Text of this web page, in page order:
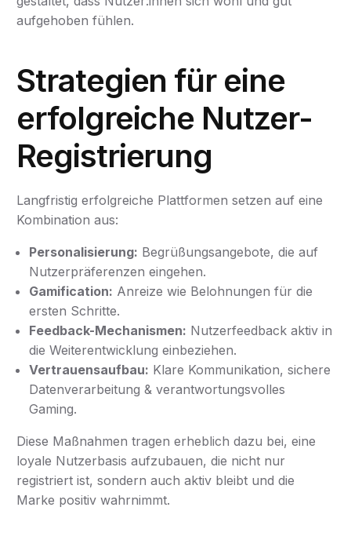
aufgehoben fühlen.
Strategien für eine
erfolgreiche Nutzer-
Registrierung
Langfristig erfolgreiche Plattformen setzen auf eine
Kombination aus:
Personalisierung: Begrüßungsangebote, die auf
Nutzerpräferenzen eingehen.
Gamification: Anreize wie Belohnungen für die
ersten Schritte.
Feedback-Mechanismen: Nutzerfeedback aktiv in
die Weiterentwicklung einbeziehen.
Vertrauensaufbau: Klare Kommunikation, sichere
Datenverarbeitung & verantwortungsvolles
Gaming.
Diese Maßnahmen tragen erheblich dazu bei, eine
loyale Nutzerbasis aufzubauen, die nicht nur
registriert ist, sondern auch aktiv bleibt und die
Marke positiv wahrnimmt.